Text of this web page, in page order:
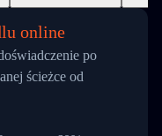
online
po
ścieżce od